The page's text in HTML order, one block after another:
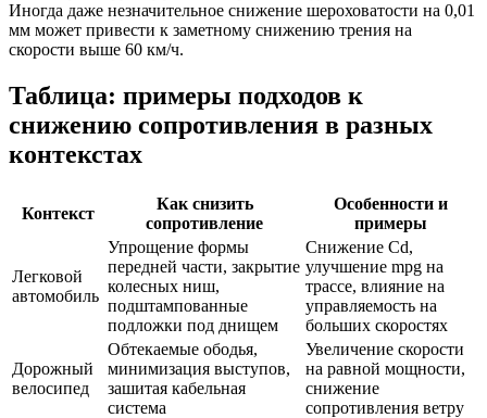
Иногда даже незначительное снижение шероховатости на 0,01
мм может привести к заметному снижению трения на
скорости выше 60 км/ч.
Таблица: примеры подходов к
снижению сопротивления в разных
контекстах
Контекст
Как снизить
сопротивление
Особенности и
примеры
Легковой
автомобиль
Упрощение формы
передней части, закрытие
колесных ниш,
подштампованные
подложки под днищем
Снижение Cd,
улучшение mpg на
трассе, влияние на
управляемость на
больших скоростях
Дорожный
велосипед
Обтекаемые ободья,
минимизация выступов,
зашитая кабельная
система
Увеличение скорости
на равной мощности,
снижение
сопротивления ветру